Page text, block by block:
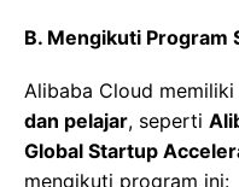
B. Mengikuti Program
Alibaba Cloud
dan pelajar, seperti
Global Startup
mengikuti program ini: